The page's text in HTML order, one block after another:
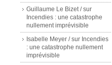
Guillaume Le Bizet /sur
Incendies : une catastrophe
nullement imprévisible
Isabelle Meyer /sur Incendies
: une catastrophe nullement
imprévisible